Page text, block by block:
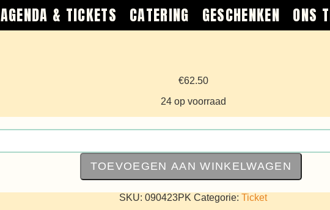
AGENDA & TICKETS CATERING GESCHENKEN ONS
€62.50
24 op voorraad
TOEVOEGEN AAN WINKELWAGEN
SKU: 090423PK Categorie: Ticket